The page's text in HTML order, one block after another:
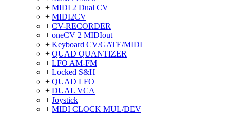
+ MIDI 2 Dual CV
+ MIDI2CV
+ CV-RECORDER
+ oneCV 2 MIDIout
+ Keyboard CV/GATE/MIDI
+ QUAD QUANTIZER
+ LFO AM-FM
+ Locked S&H
+ QUAD LFO
+ DUAL VCA
+ Joystick
+ MIDI CLOCK MUL/DEV